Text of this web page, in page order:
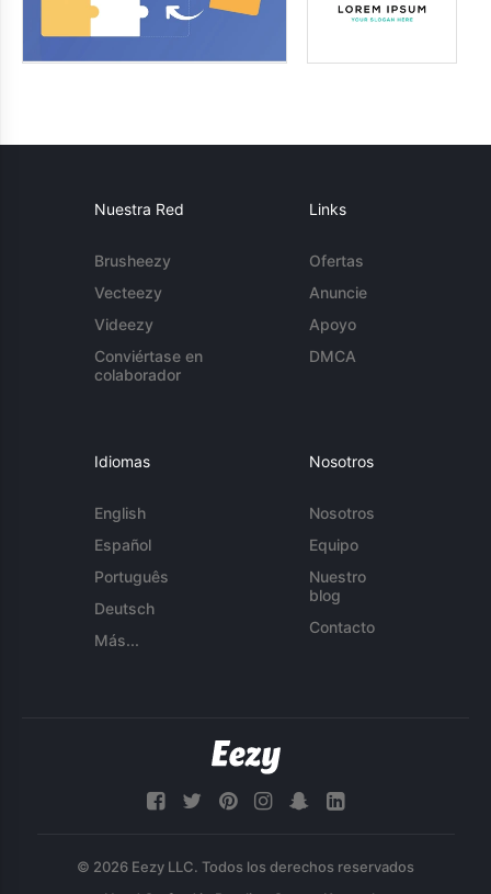
Nuestra Red
Brusheezy
Vecteezy
Videezy
Conviértase en
colaborador
Links
Ofertas
Anuncie
Apoyo
DMCA
Idiomas
English
Español
Português
Deutsch
Más...
Nosotros
Nosotros
Equipo
Nuestro
blog
Contacto
© 2026 Eezy LLC. Todos los derechos reservados